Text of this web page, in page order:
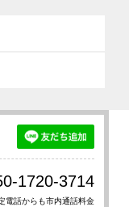
1720-3714
電話からも市内通話料金